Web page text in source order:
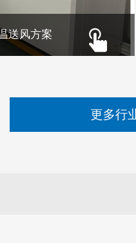
送风方案
更多行